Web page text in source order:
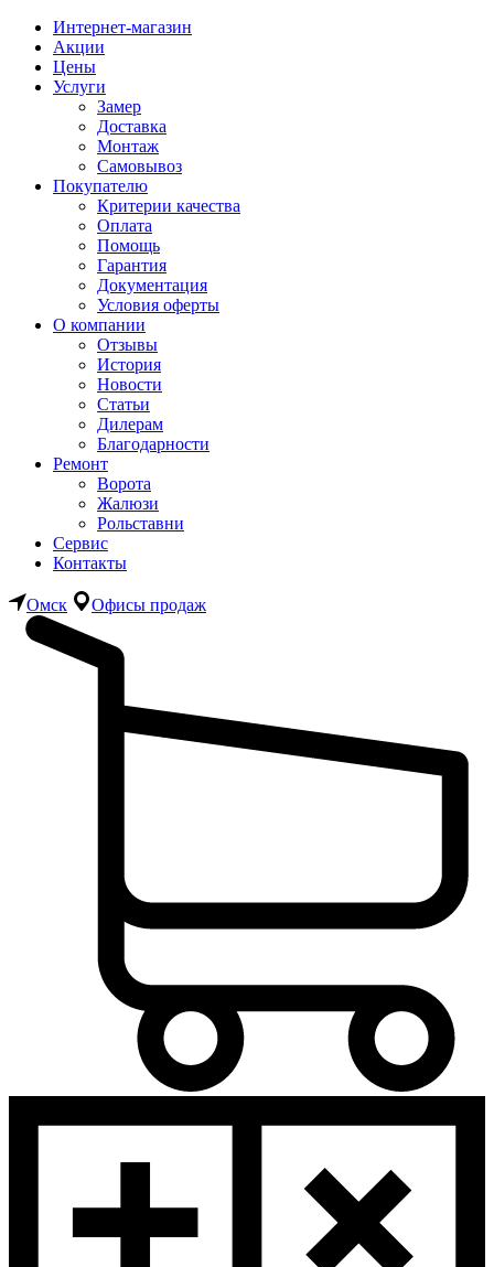
Интернет-магазин
Акции
Цены
Услуги
Замер
Доставка
Монтаж
Самовывоз
Покупателю
Критерии качества
Оплата
Помощь
Гарантия
Документация
Условия оферты
О компании
Отзывы
История
Новости
Статьи
Дилерам
Благодарности
Ремонт
Ворота
Жалюзи
Рольставни
Сервис
Контакты
Омск Офисы продаж